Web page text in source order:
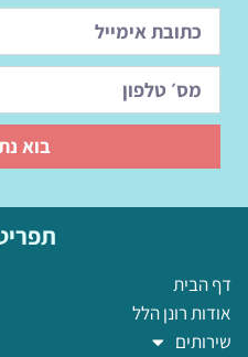
בוא
דף הבית
אודות רונן הלל
שירותים